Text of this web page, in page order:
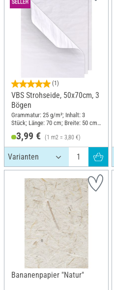
(1)
VBS Strohseide, 50x70cm, 3
Bögen
Grammatur: 25 g/m²; Inhalt: 3
Stück; Länge: 70 cm; Breite: 50 cm;
3,99 € (1 m2 = 3,80 €)
Bananenpapier "Natur"